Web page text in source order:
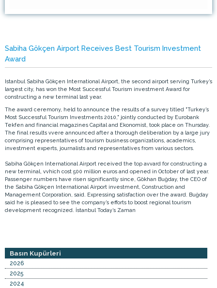
Sabiha Gökçen Airport Receives Best Tourism Investment
Award
Istanbul Sabiha Gökçen International Airport, the second airport serving Turkey’s
largest city, has won the Most Successful Tourism investment Award for
constructing a new terminal last year.
The award ceremony, held to announce the results of a survey titled "Turkey’s
Most Successful Tourism Investments 2010," jointly conducted by Eurobank
Tekfen and financial magazines Capital and Ekonomist, took place on Thursday.
The final results vvere announced after a thorough deliberation by a large jury
comprising representatives of tourism business organizations, academics,
investment experts, journalists and representatives from various sectors.
Sabiha Gökçen International Airport received the top avvard for constructing a
new terminal, vvhich cost 500 million euros and opened in October of last year.
Passenger numbers have risen significantly since, Gökhan Buğday, the CEO of
the Sabiha Gökçen International Airport investment, Construction and
Management Corporation, said. Expressing satisfaction over the award. Buğday
said he is pleased to see the company’s efforts to boost regional tourism
development recognized. İstanbul Today’s Zaman
Basın Kupürleri
2026
2025
2024